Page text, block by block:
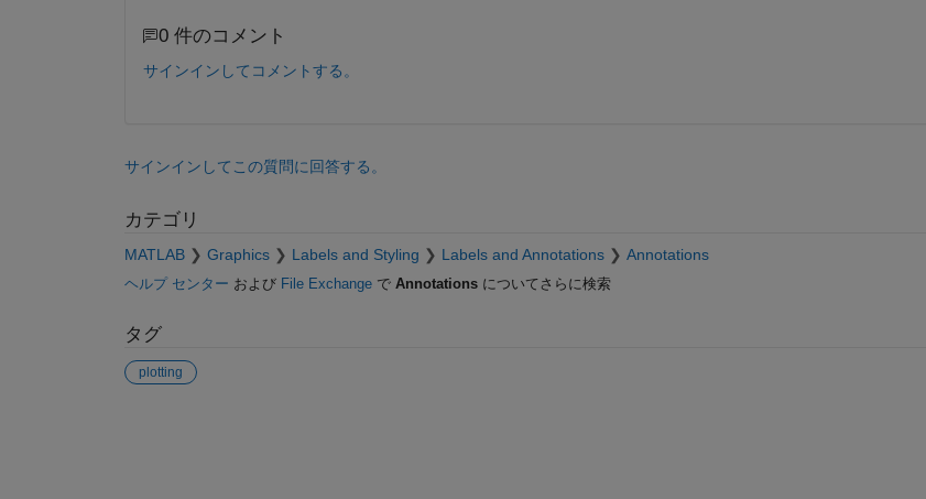
0 件のコメント
サインインしてコメントする。
サインインしてこの質問に回答する。
カテゴリ
MATLAB Graphics Labels and Styling Labels and Annotations Annotations
ヘルプ センター および File Exchangeで Annotationsについてさらに検索
タグ
plotting